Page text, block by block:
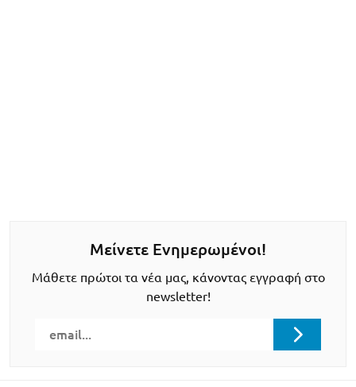
Μείνετε Ενημερωμένοι!
Μάθετε πρώτοι τα νέα μας, κάνοντας εγγραφή στο
newsletter!